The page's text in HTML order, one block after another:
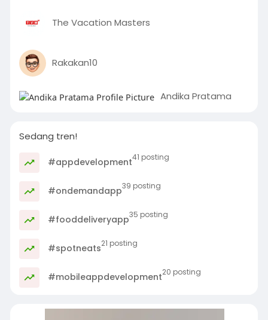
The Vacation Masters
Rakakan10
Andika Pratama
Sedang tren!
#appdevelopment41 posting
#ondemandapp39 posting
#fooddeliveryapp35 posting
#spotneats21 posting
#mobileappdevelopment20 posting